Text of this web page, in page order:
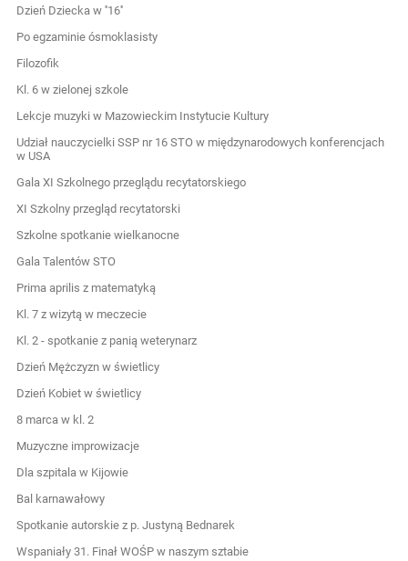
Dzień Dziecka w ''16''
Po egzaminie ósmoklasisty
Filozofik
Kl. 6 w zielonej szkole
Lekcje muzyki w Mazowieckim Instytucie Kultury
Udział nauczycielki SSP nr 16 STO w międzynarodowych konferencjach
w USA
Gala XI Szkolnego przeglądu recytatorskiego
XI Szkolny przegląd recytatorski
Szkolne spotkanie wielkanocne
Gala Talentów STO
Prima aprilis z matematyką
Kl. 7 z wizytą w meczecie
Kl. 2 - spotkanie z panią weterynarz
Dzień Mężczyzn w świetlicy
Dzień Kobiet w świetlicy
8 marca w kl. 2
Muzyczne improwizacje
Dla szpitala w Kijowie
Bal karnawałowy
Spotkanie autorskie z p. Justyną Bednarek
Wspaniały 31. Finał WOŚP w naszym sztabie